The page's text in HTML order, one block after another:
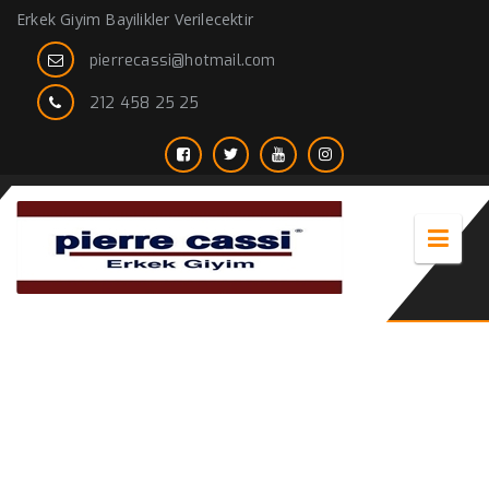
Erkek Giyim Bayilikler Verilecektir
pierrecassi@hotmail.com
212 458 25 25